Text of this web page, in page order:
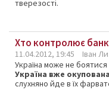
тверезості.
Хто контролює
11.04.2012, 19:45
Іван
Україна може не боятися
Україна вже окупована
слухняно йде в їх